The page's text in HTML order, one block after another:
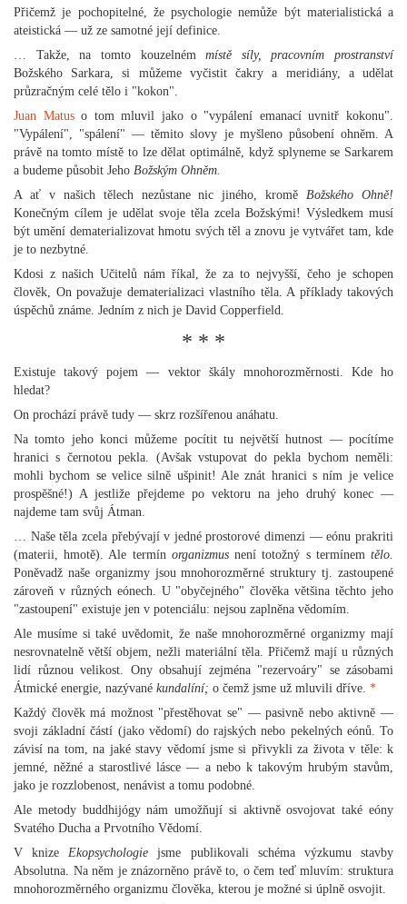
Přičemž je pochopitelné, že psychologie nemůže být materialistická a
ateistická — už ze samotné její definice.
… Takže, na tomto kouzelnémmístě síly, pracovním prostranství
Božského Sarkara, si můžeme vyčistit čakry a meridiány, a udělat
průzračným celé tělo i "kokon".
Juan Matuso tom mluvil jako o "vypálení emanací uvnitř kokonu".
"Vypálení", "spálení" — těmito slovy je myšleno působení ohněm. A
právě na tomto místě to lze dělat optimálně, když splyneme se Sarkarem
a budeme působit Jeho Božským Ohněm.
A ať v našich tělech nezůstane nic jiného, kroměBožského Ohně!
Konečným cílem je udělat svoje těla zcela Božskými! Výsledkem musí
být umění dematerializovat hmotu svých těl a znovu je vytvářet tam, kde
je to nezbytné.
Kdosi z našich Učitelů nám říkal, že za to nejvyšší, čeho je schopen
člověk, On považuje dematerializaci vlastního těla. A příklady takových
úspěchů známe. Jedním z nich je David Copperfield.
* * *
Existuje takový pojem — vektor škály mnohorozměrnosti. Kde ho
hledat?
On prochází právě tudy — skrz rozšířenou anáhatu.
Na tomto jeho konci můžeme pocítit tu největší hutnost — pocítíme
hranici s černotou pekla. (Avšak vstupovat do pekla bychom neměli:
mohli bychom se velice silně ušpinit! Ale znát hranici s ním je velice
prospěšné!) A jestliže přejdeme po vektoru na jeho druhý konec —
najdeme tam svůj Átman.
… Naše těla zcela přebývají v jedné prostorové dimenzi — eónu prakriti
(materii, hmotě). Ale termín organizmusnení totožný s termínemtělo.
Poněvadž naše organizmy jsou mnohorozměrné struktury tj. zastoupené
zároveň v různých eónech. U "obyčejného" člověka většina těchto jeho
"zastoupení" existuje jen v potenciálu: nejsou zaplněna vědomím.
Ale musíme si také uvědomit, že naše mnohorozměrné organizmy mají
nesrovnatelně větší objem, nežli materiální těla. Přičemž mají u různých
lidí různou velikost. Ony obsahují zejména "rezervoáry" se zásobami
Átmické energie, nazývané kundalíní; o čemž jsme už mluvili dříve. *
Každý člověk má možnost "přestěhovat se" — pasivně nebo aktivně —
svoji základní částí (jako vědomí) do rajských nebo pekelných eónů. To
závisí na tom, na jaké stavy vědomí jsme si přivykli za života v těle: k
jemné, něžné a starostlivé lásce — a nebo k takovým hrubým stavům,
jako je rozzlobenost, nenávist a tomu podobné.
Ale metody buddhijógy nám umožňují si aktivně osvojovat také eóny
Svatého Ducha a Prvotního Vědomí.
V knizeEkopsychologie jsme publikovali schéma výzkumu stavby
Absolutna. Na něm je znázorněno právě to, o čem teď mluvím: struktura
mnohorozměrného organizmu člověka, kterou je možné si úplně osvojit.